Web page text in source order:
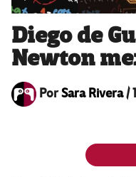
Diego de
Newton
PorSara Rivera/